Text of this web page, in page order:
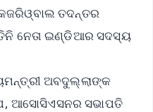
ତଦନ୍ତର
ନେତା ଇଣ୍ଡିଆର ସଦସ୍ୟ
ଅବଦୁଲ୍ଲାଙ୍କ
ଆସୋସିଏସନର ସଭାପତି